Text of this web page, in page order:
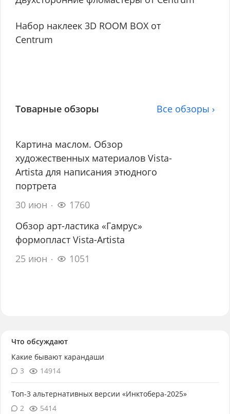
Набор наклеек 3D ROOM BOX от
Centrum
Товарные обзоры Все обзоры ›
Картина маслом. Обзор
художественных материалов Vista-
Artista для написания этюдного
портрета
30 июн
1760
Обзор арт-ластика «Гамрус»
формопласт Vista-Artista
25 июн
1051
Что обсуждают
Какие бывают карандаши
3
14914
Топ-3 альтернативных версии «Инктобера-2025»
2
5414